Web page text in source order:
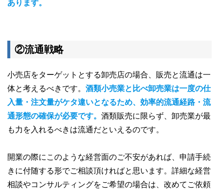
あります。
②流通戦略
小売店をターゲットとする卸売店の場合、販売と流通は一
体と考えるべきです。 酒類小売業と比べ卸売業は一度の仕
入量・注文量がケタ違いとなるため、効率的流通経路・流
通形態の確保が必要です。 酒類販売に限らず、卸売業が最
も力を入れるべきは流通だといえるのです。
開業の際にこのような経営面のご不安があれば、申請手続
きに付随する形でご相談頂ければと思います。詳細な経営
相談やコンサルティングをご希望の場合は、改めてご依頼